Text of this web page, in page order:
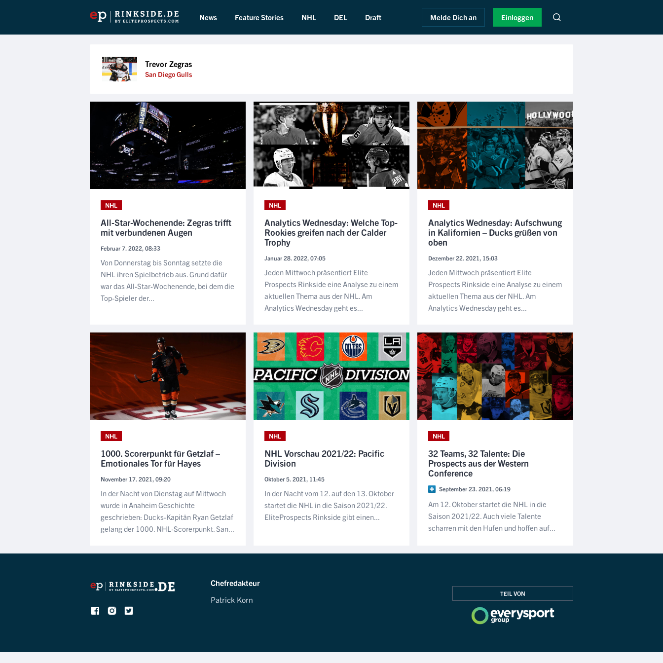
News Feature Stories NHL DEL Draft Melde Dich an Einloggen
Trevor Zegras
San Diego Gulls
NHL
All-Star-Wochenende: Zegras trifft
mit verbundenen Augen
Februar 7. 2022, 08:33
Von Donnerstag bis Sonntag setzte die
NHL ihren Spielbetrieb aus. Grund dafür
war das All-Star-Wochenende, bei dem die
Top-Spieler der...
NHL
Analytics Wednesday: Welche Top-
Rookies greifen nach der Calder
Trophy
Januar 28. 2022, 07:05
Jeden Mittwoch präsentiert Elite
Prospects Rinkside eine Analyse zu einem
aktuellen Thema aus der NHL. Am
Analytics Wednesday geht es...
NHL
Analytics Wednesday: Aufschwung
in Kalifornien – Ducks grüßen von
oben
Dezember 22. 2021, 15:03
Jeden Mittwoch präsentiert Elite
Prospects Rinkside eine Analyse zu einem
aktuellen Thema aus der NHL. Am
Analytics Wednesday geht es...
NHL
1000. Scorerpunkt für Getzlaf –
Emotionales Tor für Hayes
November 17. 2021, 09:20
In der Nacht von Dienstag auf Mittwoch
wurde in Anaheim Geschichte
geschrieben: Ducks-Kapitän Ryan Getzlaf
gelang der 1000. NHL-Scorerpunkt. San...
NHL
NHL Vorschau 2021/22: Pacific
Division
Oktober 5. 2021, 11:45
In der Nacht vom 12. auf den 13. Oktober
startet die NHL in die Saison 2021/22.
EliteProspects Rinkside gibt einen...
NHL
32 Teams, 32 Talente: Die
Prospects aus der Western
Conference
September 23. 2021, 06:19
Am 12. Oktober startet die NHL in die
Saison 2021/22. Auch viele Talente
scharren mit den Hufen und hoffen auf...
Chefredakteur
Patrick Korn
TEIL VON